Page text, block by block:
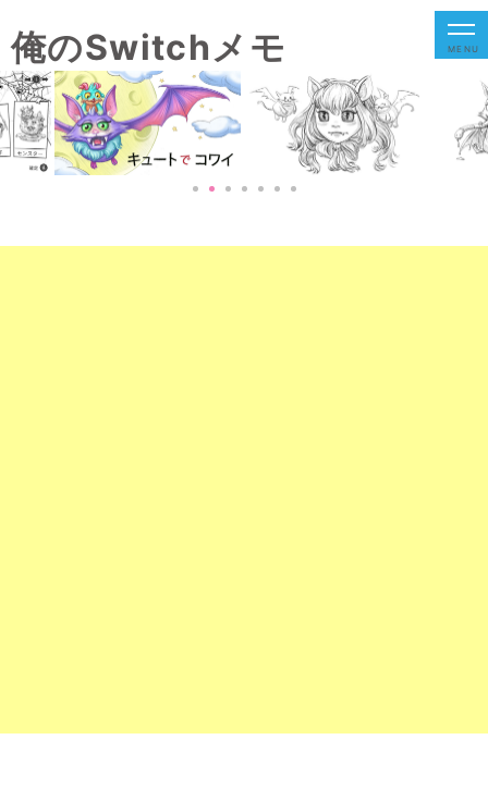
俺のSwitchメモ MENU